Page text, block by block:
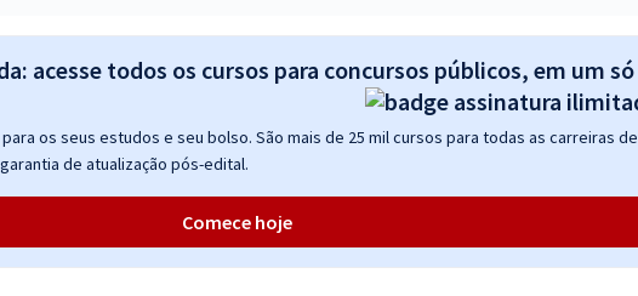
acesse todos os cursos para concursos públicos, em um só
os seus estudos e seu bolso. São mais de 25 mil cursos para todas as carreiras de
de atualização pós-edital.
Comece hoje